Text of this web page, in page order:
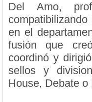
Del Amo,
en el
fusión que
coordinó y
sellos y
House, Debate o